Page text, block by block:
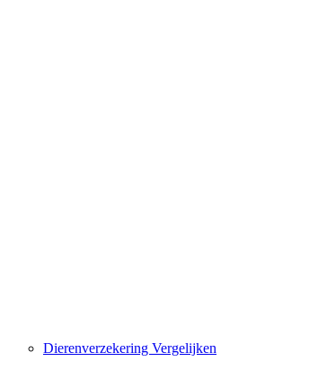
Dierenverzekering Vergelijken